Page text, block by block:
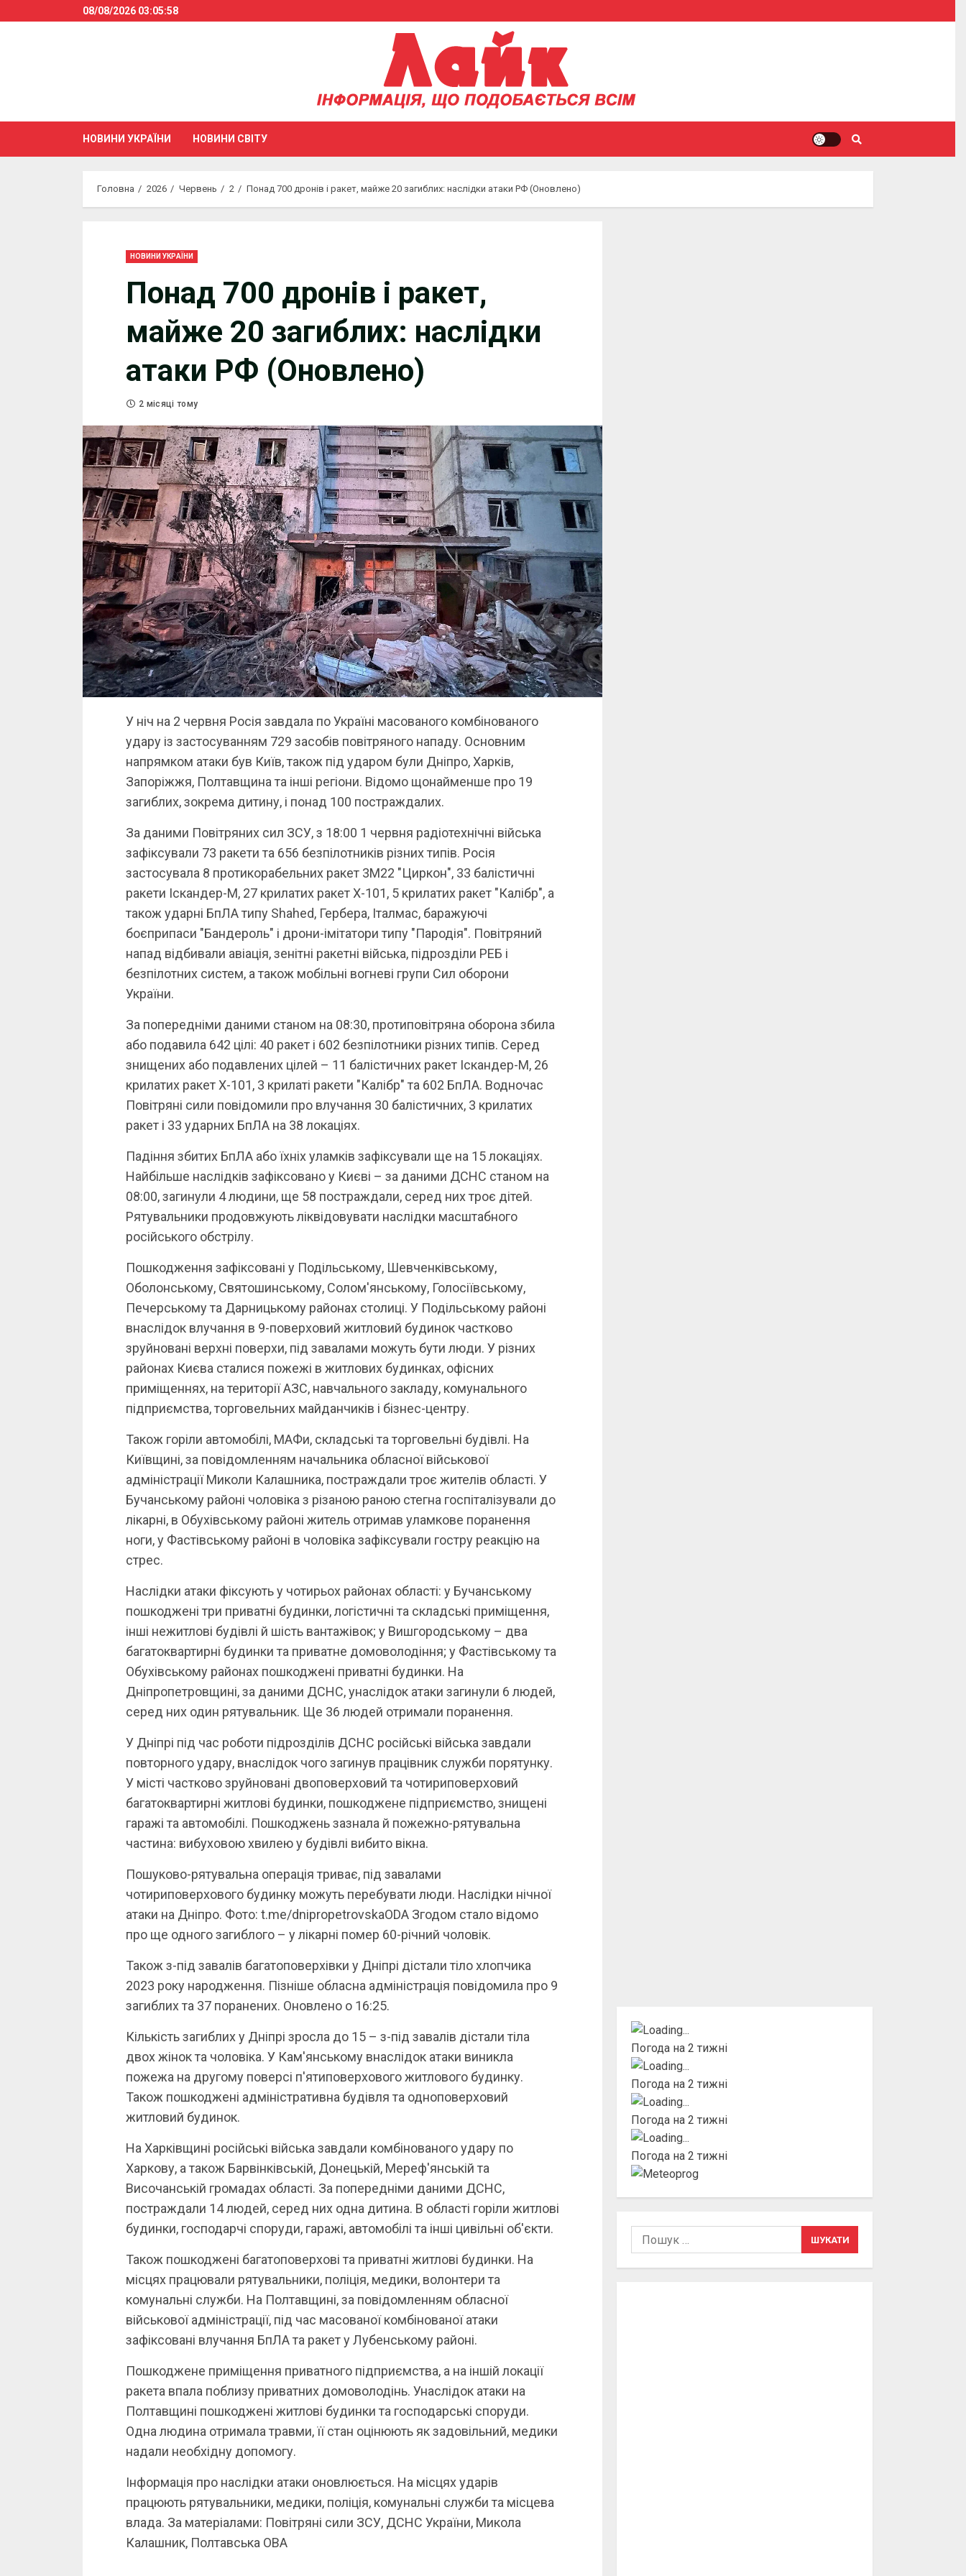
to
08/08/2026 03:05:59
НОВИНИ УКРАЇНИ НОВИНИ СВІТУ
Головна 2026 Червень 2 Понад 700 дронів і ракет, майже 20 загиблих: наслідки атаки РФ (Оновлено)
НОВИНИ УКРАЇНИ
Понад 700 дронів і ракет,
майже 20 загиблих: наслідки
атаки РФ (Оновлено)
2 місяці тому
У ніч на 2 червня Росія завдала по Україні масованого комбінованого
удару із застосуванням 729 засобів повітряного нападу. Основним
напрямком атаки був Київ, також під ударом були Дніпро, Харків,
Запоріжжя, Полтавщина та інші регіони. Відомо щонайменше про 19
загиблих, зокрема дитину, і понад 100 постраждалих.
За даними Повітряних сил ЗСУ, з 18:00 1 червня радіотехнічні війська
зафіксували 73 ракети та 656 безпілотників різних типів. Росія
застосувала 8 протикорабельних ракет 3М22 "Циркон", 33 балістичні
ракети Іскандер-М, 27 крилатих ракет Х-101, 5 крилатих ракет "Калібр", а
також ударні БпЛА типу Shahed, Гербера, Італмас, баражуючі
боєприпаси "Бандероль" і дрони-імітатори типу "Пародія". Повітряний
напад відбивали авіація, зенітні ракетні війська, підрозділи РЕБ і
безпілотних систем, а також мобільні вогневі групи Сил оборони
України.
За попередніми даними станом на 08:30, протиповітряна оборона збила
або подавила 642 цілі: 40 ракет і 602 безпілотники різних типів. Серед
знищених або подавлених цілей – 11 балістичних ракет Іскандер-М, 26
крилатих ракет Х-101, 3 крилаті ракети "Калібр" та 602 БпЛА. Водночас
Повітряні сили повідомили про влучання 30 балістичних, 3 крилатих
ракет і 33 ударних БпЛА на 38 локаціях.
Падіння збитих БпЛА або їхніх уламків зафіксували ще на 15 локаціях.
Найбільше наслідків зафіксовано у Києві – за даними ДСНС станом на
08:00, загинули 4 людини, ще 58 постраждали, серед них троє дітей.
Рятувальники продовжують ліквідовувати наслідки масштабного
російського обстрілу.
Пошкодження зафіксовані у Подільському, Шевченківському,
Оболонському, Святошинському, Солом'янському, Голосіївському,
Печерському та Дарницькому районах столиці. У Подільському районі
внаслідок влучання в 9-поверховий житловий будинок частково
зруйновані верхні поверхи, під завалами можуть бути люди. У різних
районах Києва сталися пожежі в житлових будинках, офісних
приміщеннях, на території АЗС, навчального закладу, комунального
підприємства, торговельних майданчиків і бізнес-центру.
Також горіли автомобілі, МАФи, складські та торговельні будівлі. На
Київщині, за повідомленням начальника обласної військової
адміністрації Миколи Калашника, постраждали троє жителів області. У
Бучанському районі чоловіка з різаною раною стегна госпіталізували до
лікарні, в Обухівському районі житель отримав уламкове поранення
ноги, у Фастівському районі в чоловіка зафіксували гостру реакцію на
стрес.
Наслідки атаки фіксують у чотирьох районах області: у Бучанському
пошкоджені три приватні будинки, логістичні та складські приміщення,
інші нежитлові будівлі й шість вантажівок; у Вишгородському – два
багатоквартирні будинки та приватне домоволодіння; у Фастівському та
Обухівському районах пошкоджені приватні будинки. На
Дніпропетровщині, за даними ДСНС, унаслідок атаки загинули 6 людей,
серед них один рятувальник. Ще 36 людей отримали поранення.
У Дніпрі під час роботи підрозділів ДСНС російські війська завдали
повторного удару, внаслідок чого загинув працівник служби порятунку.
У місті частково зруйновані двоповерховий та чотириповерховий
багатоквартирні житлові будинки, пошкоджене підприємство, знищені
гаражі та автомобілі. Пошкоджень зазнала й пожежно-рятувальна
частина: вибуховою хвилею у будівлі вибито вікна.
Пошуково-рятувальна операція триває, під завалами
чотириповерхового будинку можуть перебувати люди. Наслідки нічної
атаки на Дніпро. Фото: t.me/dnipropetrovskaODA Згодом стало відомо
про ще одного загиблого – у лікарні помер 60-річний чоловік.
Також з-під завалів багатоповерхівки у Дніпрі дістали тіло хлопчика
2023 року народження. Пізніше обласна адміністрація повідомила про 9
загиблих та 37 поранених. Оновлено о 16:25.
Кількість загиблих у Дніпрі зросла до 15 – з-під завалів дістали тіла
двох жінок та чоловіка. У Кам'янському внаслідок атаки виникла
пожежа на другому поверсі п'ятиповерхового житлового будинку.
Також пошкоджені адміністративна будівля та одноповерховий
житловий будинок.
На Харківщині російські війська завдали комбінованого удару по
Харкову, а також Барвінківській, Донецькій, Мереф'янській та
Височанській громадах області. За попередніми даними ДСНС,
постраждали 14 людей, серед них одна дитина. В області горіли житлові
будинки, господарчі споруди, гаражі, автомобілі та інші цивільні об'єкти.
Також пошкоджені багатоповерхові та приватні житлові будинки. На
місцях працювали рятувальники, поліція, медики, волонтери та
комунальні служби. На Полтавщині, за повідомленням обласної
військової адміністрації, під час масованої комбінованої атаки
зафіксовані влучання БпЛА та ракет у Лубенському районі.
Пошкоджене приміщення приватного підприємства, а на іншій локації
ракета впала поблизу приватних домоволодінь. Унаслідок атаки на
Полтавщині пошкоджені житлові будинки та господарські споруди.
Одна людина отримала травми, її стан оцінюють як задовільний, медики
надали необхідну допомогу.
Інформація про наслідки атаки оновлюється. На місцях ударів
працюють рятувальники, медики, поліція, комунальні служби та місцева
влада. За матеріалами: Повітряні сили ЗСУ, ДСНС України, Микола
Калашник, Полтавська ОВА
Погода на 2 тижні
Погода на 2 тижні
Погода на 2 тижні
Погода на 2 тижні
Пошук: